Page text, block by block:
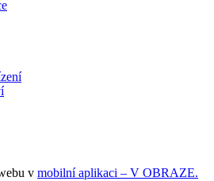
v mobilní aplikaci – V OBRAZE.